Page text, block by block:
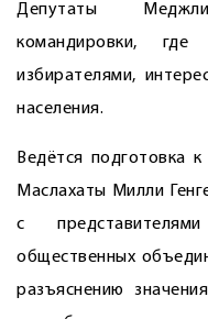
Депутаты
командировки,
избирателями,
населения.
Ведётся подготовка
Маслахаты Милли
с
общественных
разъяснению